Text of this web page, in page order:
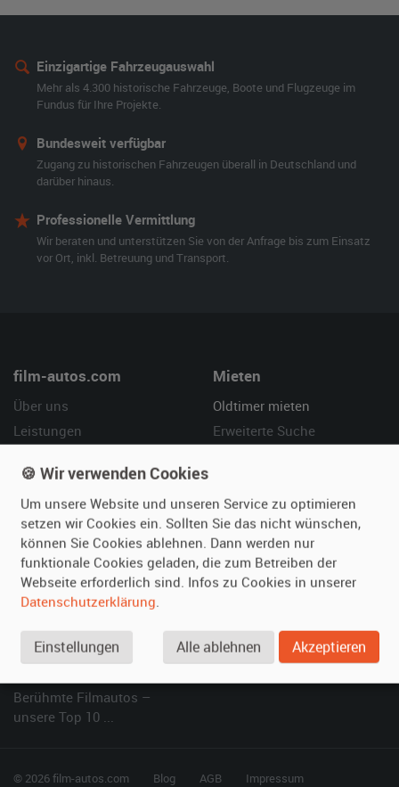
Einzigartige Fahrzeugauswahl
Mehr als 4.300 historische Fahrzeuge, Boote und Flugzeuge im
Fundus für Ihre Projekte.
Bundesweit verfügbar
Zugang zu historischen Fahrzeugen überall in Deutschland und
darüber hinaus.
Professionelle Vermittlung
Wir beraten und unterstützen Sie von der Anfrage bis zum Einsatz
vor Ort, inkl. Betreuung und Transport.
film-autos.com
Über uns
Leistungen
Kundenmeinungen
Mieten
Oldtimer mieten
Erweiterte Suche
Vermieten
Oldtimer anmelden
Fotos senden
Fragen für Vermieter
Inserat verwalten
Hilfe
Häufige Fragen (FAQ)
So funktioniert's
Berühmte Filmautos –
unsere Top 10 ...
© 2026 film-autos.com Blog AGB Impressum
🍪 Wir verwenden Cookies
Um unsere Website und unseren Service zu optimieren
setzen wir Cookies ein. Sollten Sie das nicht wünschen,
können Sie Cookies ablehnen. Dann werden nur
funktionale Cookies geladen, die zum Betreiben der
Webseite erforderlich sind. Infos zu Cookies in unserer
Datenschutzerklärung.
Einstellungen Alle ablehnen Akzeptieren